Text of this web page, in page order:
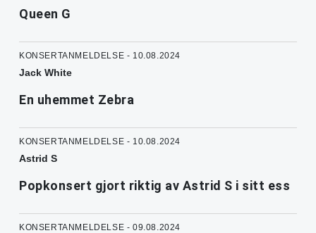
Queen G
KONSERTANMELDELSE - 10.08.2024
Jack White
En uhemmet Zebra
KONSERTANMELDELSE - 10.08.2024
Astrid S
Popkonsert gjort riktig av Astrid S i sitt ess
KONSERTANMELDELSE - 09.08.2024